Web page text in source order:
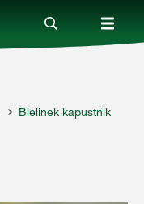
Bielinek kapustnik